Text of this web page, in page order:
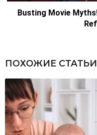
ПОХОЖИЕ СТАТЬИ